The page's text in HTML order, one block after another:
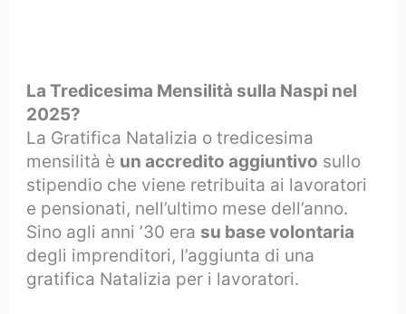
La Tredicesima Mensilità sulla Naspi nel
2025?
La Gratifica Natalizia o tredicesima
mensilità è un accredito aggiuntivo sullo
stipendio che viene retribuita ai lavoratori
e pensionati, nell’ultimo mese dell’anno.
Sino agli anni ’30 era su base volontaria
degli imprenditori, l’aggiunta di una
gratifica Natalizia per i lavoratori.